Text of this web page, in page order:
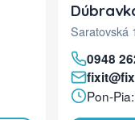
Saratovská
0948
Pon-